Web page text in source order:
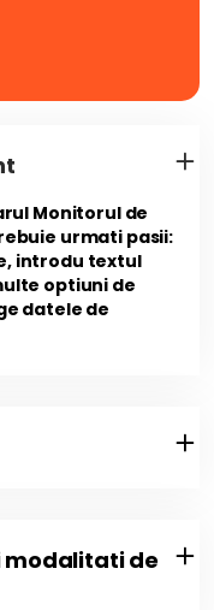
Monitorul de
urmati pasii:
introdu textul
optiuni de
datele de
modalitati de